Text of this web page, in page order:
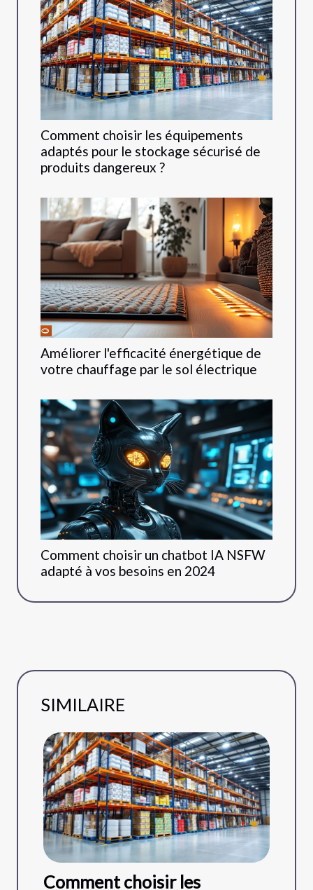
Comment choisir les équipements
adaptés pour le stockage sécurisé de
produits dangereux ?
Améliorer l'efficacité énergétique de
votre chauffage par le sol électrique
Comment choisir un chatbot IA NSFW
adapté à vos besoins en 2024
SIMILAIRE
Comment choisir les